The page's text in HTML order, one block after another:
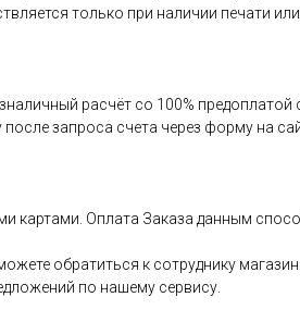
только при наличии печати
расчёт со 100%
запроса счета через форму на
картами. Оплата Заказа данным
обратиться к сотруднику
по нашему сервису.